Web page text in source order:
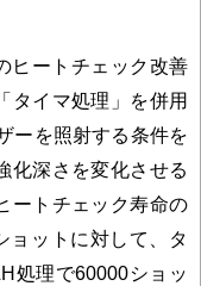
ヒートチェック改善
タイマ処理」を併用
ーを照射する条件を
化深さを変化させる
ートチェック寿命の
ョットに対して、タ
処理で60000ショッ